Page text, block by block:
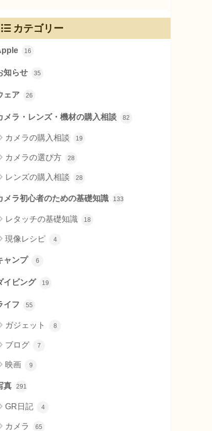
カテゴリー
16
知らせ 35
ェア 26
メラ・レンズ・機材の購入相談 82
カメラの購入相談 19
カメラの選び方 28
レンズの購入相談 28
メラ初心者のための基礎知識 133
レタッチの基礎知識 18
現像レシピ 4
ャンプ 6
イビング 19
イフ 55
ガジェット 8
ブログ 7
映画 9
真 291
GR日記 4
カメラ 65